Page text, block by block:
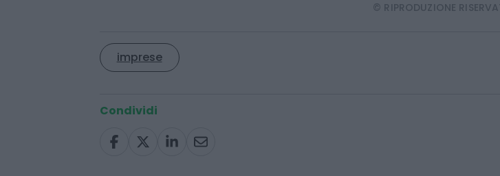
imprese